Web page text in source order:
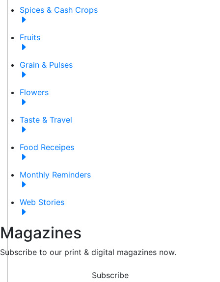
Spices & Cash Crops
Fruits
Grain & Pulses
Flowers
Taste & Travel
Food Receipes
Monthly Reminders
Web Stories
Magazines
Subscribe to our print & digital magazines now.
Subscribe